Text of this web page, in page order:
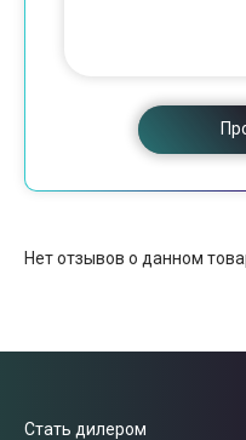
Нет отзывов о данном
Стать дилером